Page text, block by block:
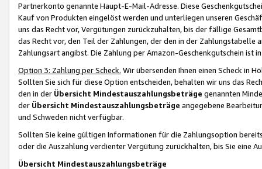
Partnerkonto genannte Haupt-E-Mail-Adresse. Diese
Kauf von Produkten eingelöst werden und unterliegen unseren
uns das Recht vor, Vergütungen zurückzuhalten, bis der fällige
das Recht vor, den Teil der Zahlungen, der den in der
Zahlungsart angibst. Die Zahlung per Amazon-Geschenkgutschein ist
Option 3: Zahlung per Scheck. Wir übersenden Ihnen einen Scheck in
Sollten Sie sich für diese Option entscheiden, behalten wir uns das
den in der Übersicht Mindestauszahlungsbeträge genannten
der Übersicht Mindestauszahlungsbeträge angegebene
und Schweden nicht verfügbar.
Sollten Sie keine gültigen Informationen für die Zahlungsoption
oder die Auszahlung verdienter Vergütung zurückhalten, bis Sie
Übersicht Mindestauszahlungsbeträge